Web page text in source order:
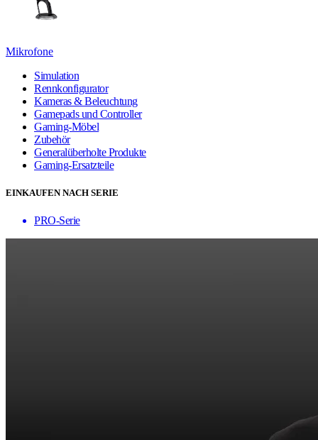
Mikrofone
Simulation
Rennkonfigurator
Kameras & Beleuchtung
Gamepads und Controller
Gaming-Möbel
Zubehör
Generalüberholte Produkte
Gaming-Ersatzteile
EINKAUFEN NACH SERIE
PRO-Serie